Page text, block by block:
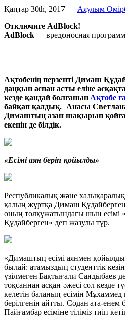
Қаңтар 30th, 2017 Аяулым
Отключите AdBlock!
AdBlock — вредоносная
Ақтөбенің перзенті Димаш
даңқын аспан асты еліне
кезде қандай болғанын Ақтөбе
байқап қалдық. Анасы
Димаштың азан шақырып
екенін де білдік.
«Есімі аян беріп қойылды»
Республикалық және
қалың жұртқа Димаш
оның төлқұжатындағы шын есімі
Құдайберген» деп жазулы тұр.
«Димаштың есімі аянмен
былай: атамыздың студенттік
үзілмеген Бақтығали Сандыбаев
тоқсаннан асқан әжесі сол кезде
келетін баланың есімін
берілгенін айтты. Содан ата-
Пайғамбар есіміне тіліміз тиіп